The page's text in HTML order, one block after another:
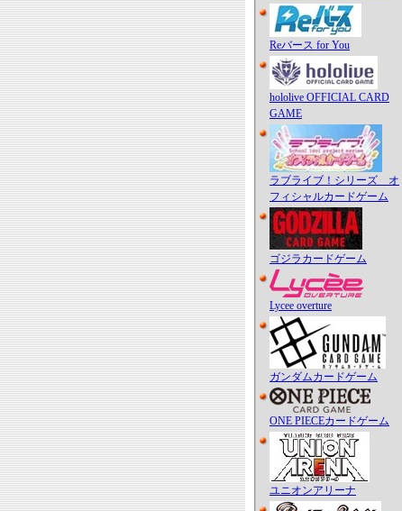
Reバース for You
hololive OFFICIAL CARD
GAME
ラブライブ！シリーズ オ
フィシャルカードゲーム
ゴジラカードゲーム
Lycee overture
ガンダムカードゲーム
ONE PIECEカードゲーム
ユニオンアリーナ